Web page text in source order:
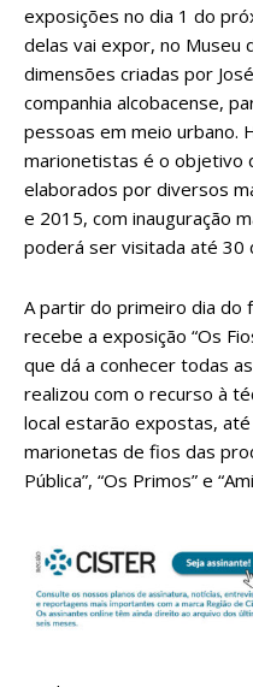
exposições no dia 1 do
delas vai expor, no Museu
dimensões criadas por
companhia alcobacense,
pessoas em meio urbano.
marionetistas é o objetivo
elaborados por diversos
e 2015, com inauguração
poderá ser visitada até 30
A partir do primeiro dia do
recebe a exposição “Os
que dá a conhecer todas
realizou com o recurso à
local estarão expostas,
marionetas de fios das
Pública”, “Os Primos” e